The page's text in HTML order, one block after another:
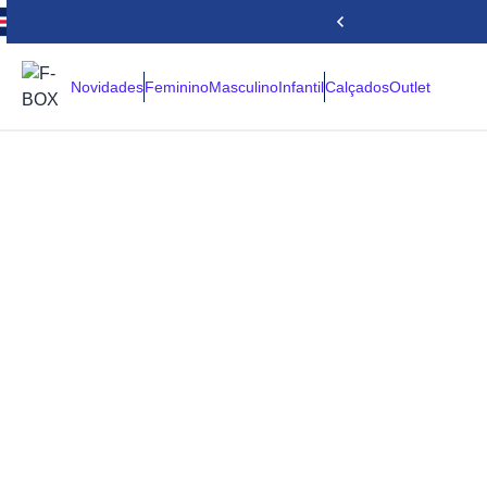
NovidadesFemininoMasculinoInfantilCalçadosOutlet